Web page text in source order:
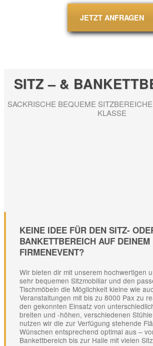
JETZT ANFRAGEN
SITZ – &
SACKRISCHE BEQUEME SITZBEREICHE
KLASSE
KEINE IDEE FÜR DEN SITZ-
BANKETTBEREICH AUF DEINEM
FIRMENEVENT?
Wir bieten dir mit unserem hochwertigen
sehr bequemen Sitzmobiliar und den
Tischmöbeln die Möglichkeit kleine wie
Veranstaltungen mit bis zu 8000 Pax zu
den gekonnten Einsatz von
breiten und -höhen, verschiedenen
nutzen wir die zur Verfügung stehende
Wünschen entsprechend optimal aus –
Bankettbereich bis zur Halle mit vielen